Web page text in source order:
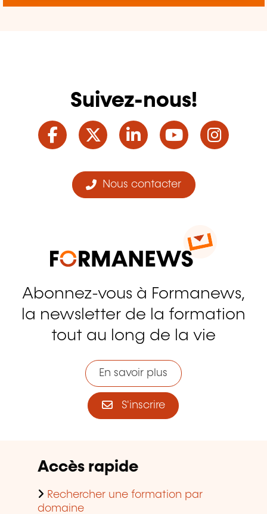
Suivez-nous!
Facebook
TwitterLinkedInYouTube
Nous contacter
Abonnez-vous à Formanews,
la newsletter de la formation
tout au long de la vie
En savoir plus
S'inscrire
Accès rapide
Rechercher une formation par
domaine